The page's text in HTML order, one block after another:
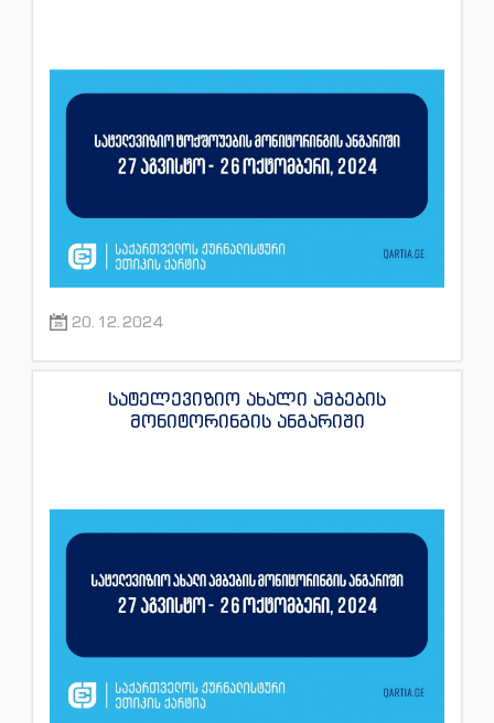
20.12.2024
სატელევიზიო ახალი ამბების
მონიტორინგის ანგარიში